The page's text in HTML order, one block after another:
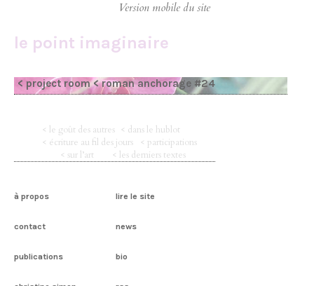
le point imaginaire
< project room< roman anchorage #24
< le goût des autres < dans le hublot
< écriture au fil des jours
< participations
< sur l’art
< les derniers textes
à propos lire le site
contact news
publications bio